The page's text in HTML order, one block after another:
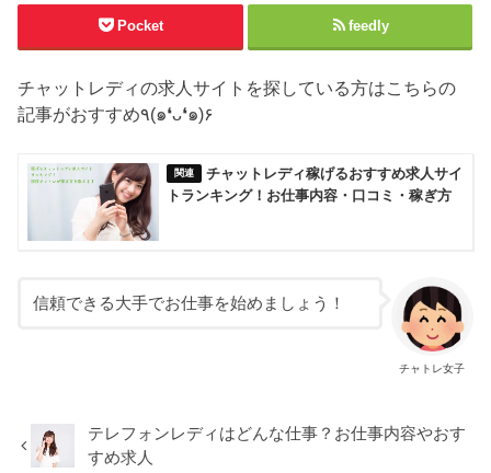
Pocket feedly
チャットレディの求人サイトを探している方はこちらの
記事がおすすめ٩(๑❛ᴗ❛๑)۶
チャットレディ稼げるおすすめ求人サイ
トランキング！お仕事内容・口コミ・稼ぎ方
チャトレ女子
信頼できる大手でお仕事を始めましょう！
テレフォンレディはどんな仕事？お仕事内容やおす
すめ求人